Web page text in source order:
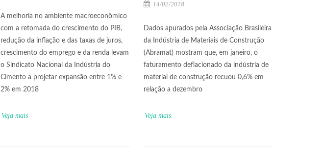
A melhoria no ambiente macroeconômico
com a retomada do crescimento do PIB,
redução da inflação e das taxas de juros,
crescimento do emprego e da renda levam
o Sindicato Nacional da Indústria do
Cimento a projetar expansão entre 1% e
2% em 2018
Veja mais
14/02/2018
Dados apurados pela Associação Brasileira
da Indústria de Materiais de Construção
(Abramat) mostram que, em janeiro, o
faturamento deflacionado da indústria de
material de construção recuou 0,6% em
relação a dezembro
Veja mais